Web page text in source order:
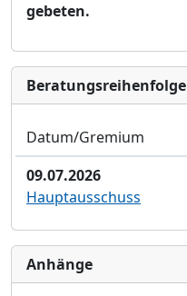
gebeten.
Bera­tungs­reihen­folge
Datum/Gremium
09.07.2026
Hauptausschuss
Anhänge